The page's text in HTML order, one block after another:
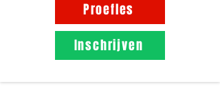
Proefles
Inschrijven